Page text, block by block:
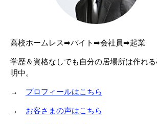
高校ホームレス➡︎バイト➡︎会社員➡︎起業
学歴＆資格なしでも自分の居場所は作れ
明中。
→ プロフィールはこちら
→ お客さまの声はこちら